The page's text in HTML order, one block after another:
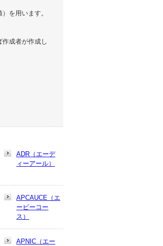
を用います。
成者が作成し
ADR（エーデ
ィーアール）
APCAUCE（エ
ーピーコー
ス）
APNIC（エー